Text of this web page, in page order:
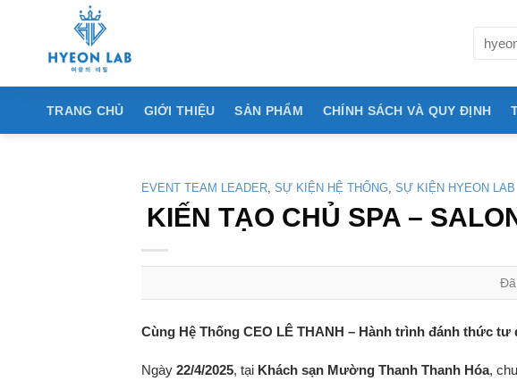
kiếm:
TRANG CHỦ GIỚI THIỆU SẢN PHẨM CHÍNH SÁCH VÀ QUY ĐỊNH
EVENT TEAM LEADER, SỰ KIỆN HỆ THỐNG, SỰ KIỆN HYEON LAB
KIẾN TẠO CHỦ SPA –
Cùng Hệ Thống CEO LÊ THANH – Hành trình đánh thức
Ngày 22/4/2025, tại Khách sạn Mường Thanh Thanh Hóa,